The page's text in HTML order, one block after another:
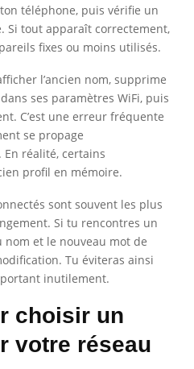
téléphone, puis vérifie un
Si tout apparaît correctement,
fixes ou moins utilisés.
l’ancien nom, supprime
ses paramètres WiFi, puis
C’est une erreur fréquente
se propage
réalité, certains
profil en mémoire.
sont souvent les plus
Si tu rencontres un
nom et le nouveau mot de
Tu éviteras ainsi
inutilement.
choisir un
votre réseau